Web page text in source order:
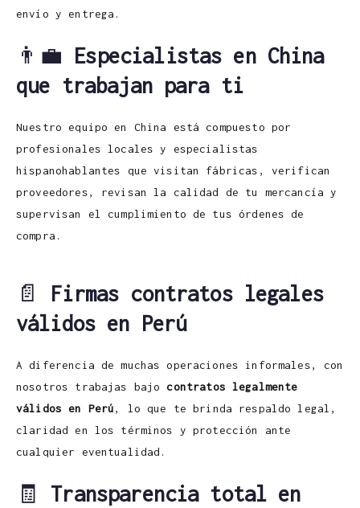
envío y entrega.
👨‍💼 Especialistas en China
que trabajan para ti
Nuestro equipo en China está compuesto por
profesionales locales y especialistas
hispanohablantes que visitan fábricas, verifican
proveedores, revisan la calidad de tu mercancía y
supervisan el cumplimiento de tus órdenes de
compra.
📄 Firmas contratos legales
válidos en Perú
A diferencia de muchas operaciones informales, con
nosotros trabajas bajocontratos legalmente
válidos en Perú, lo que te brinda respaldo legal,
claridad en los términos y protección ante
cualquier eventualidad.
🧾 Transparencia total en